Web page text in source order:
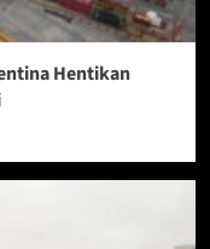
Hentikan